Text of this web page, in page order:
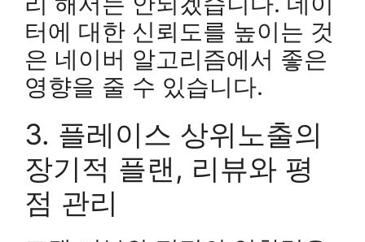
터에 대한 신뢰도를 높이는 것
은 네이버 알고리즘에서 좋은
영향을 줄 수 있습니다.
3. 플레이스 상위노출의
장기적 플랜, 리뷰와 평
점 관리